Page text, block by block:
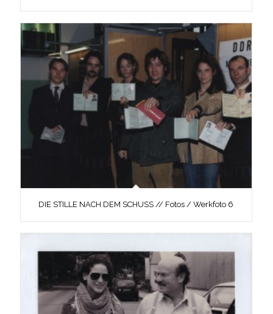
DIE STILLE NACH DEM SCHUSS // Fotos / Werkfoto 6